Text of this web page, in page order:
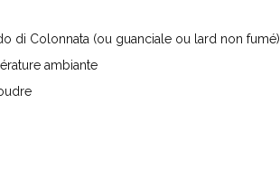
di Colonnata (ou guanciale ou lard non fumé)
ambiante